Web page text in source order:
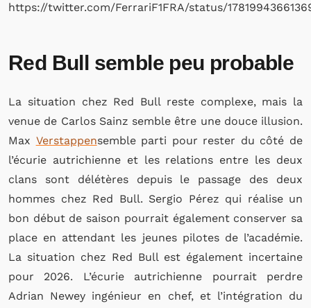
https://twitter.com/FerrariF1FRA/status/
Red Bull semble peu probable
La situation chez Red Bull reste complexe, mais la
venue de Carlos Sainz semble être une douce illusion.
Max Verstappensemble parti pour rester du côté de
l’écurie autrichienne et les relations entre les deux
clans sont délétères depuis le passage des deux
hommes chez Red Bull. Sergio Pérez qui réalise un
bon début de saison pourrait également conserver sa
place en attendant les jeunes pilotes de l’académie.
La situation chez Red Bull est également incertaine
pour 2026. L’écurie autrichienne pourrait perdre
Adrian Newey ingénieur en chef, et l’intégration du